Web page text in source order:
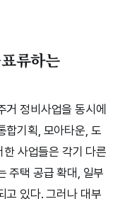
류하는
정비사업을 동시에
합기획, 모아타운, 도
사업들은 각기 다른
주택 공급 확대, 일부
고 있다. 그러나 대부